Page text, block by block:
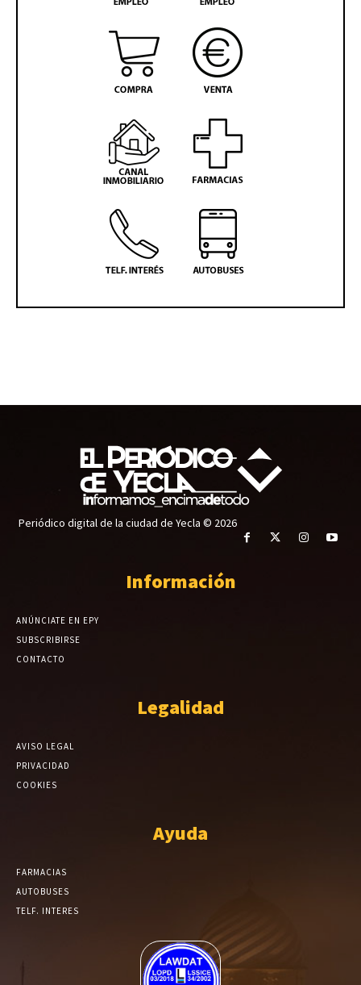
Periódico digital de la ciudad de Yecla © 2026
Información
ANÚNCIATE EN EPY
SUBSCRIBIRSE
CONTACTO
Legalidad
AVISO LEGAL
PRIVACIDAD
COOKIES
Ayuda
FARMACIAS
AUTOBUSES
TELF. INTERES